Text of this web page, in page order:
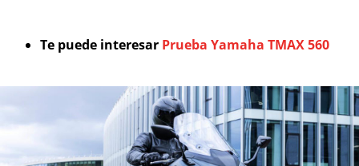
Te puede interesar Prueba Yamaha TMAX 560